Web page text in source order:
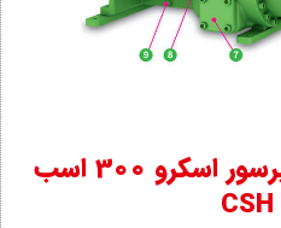
قابلیت های جانبی کمپرسور اسکرو 300 اسب